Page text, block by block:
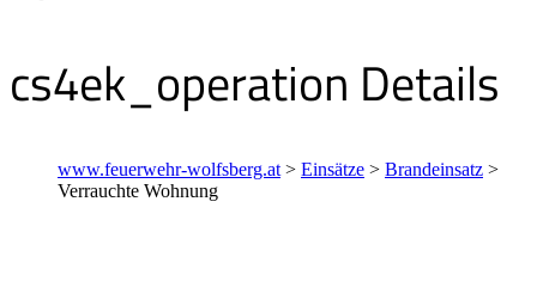
cs4ek_operation Details
www.feuerwehr-wolfsberg.at > Einsätze > Brandeinsatz >
Verrauchte Wohnung